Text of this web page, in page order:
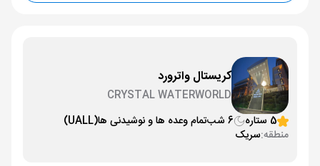
کریستال واترورد
CRYSTAL WATERWORLD
5 ستاره
6 شب تمام وعده ها و نوشیدنی ها(UALL)
منطقه:سریک